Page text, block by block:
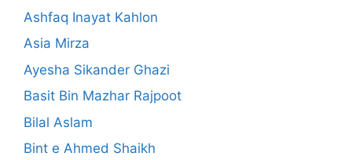
Ashfaq Inayat Kahlon
Asia Mirza
Ayesha Sikander Ghazi
Basit Bin Mazhar Rajpoot
Bilal Aslam
Bint e Ahmed Shaikh